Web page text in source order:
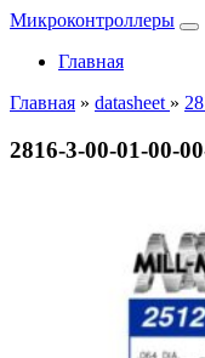
Микроконтроллеры
Главная
Главная » datasheet »
2816-3-00-01-00-